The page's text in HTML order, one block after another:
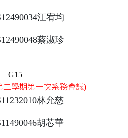
江宥均
蔡淑珍
G15
二學期第一次系務會議)
林允慈
胡芯華